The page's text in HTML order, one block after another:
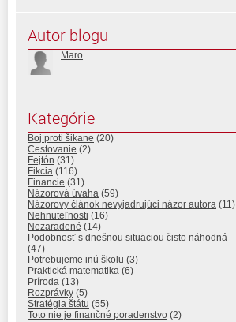
Autor blogu
Maro
Kategórie
Boj proti šikane (20)
Cestovanie (2)
Fejtón (31)
Fikcia (116)
Financie (31)
Názorová úvaha (59)
Názorovy článok nevyjadrujúci názor autora (11)
Nehnuteľnosti (16)
Nezaradené (14)
Podobnosť s dnešnou situäciou čisto náhodná
(47)
Potrebujeme inú školu (3)
Praktická matematika (6)
Príroda (13)
Rozprávky (5)
Stratégia štátu (55)
Toto nie je finančné poradenstvo (2)